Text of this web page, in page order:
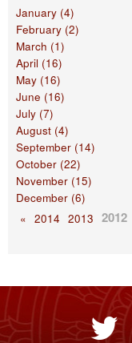
January (4)
February (2)
March (1)
April (16)
May (16)
June (16)
July (7)
August (4)
September (14)
October (22)
November (15)
December (6)
« 2014 2013 2012